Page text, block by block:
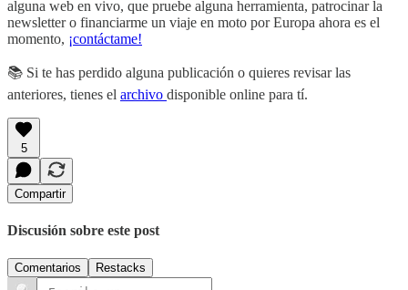
alguna web en vivo, que pruebe alguna herramienta, patrocinar la
newsletter o financiarme un viaje en moto por Europa ahora es el
momento, ¡contáctame!
📚 Si te has perdido alguna publicación o quieres revisar las
anteriores, tienes el archivo disponible online para tí.
5
Compartir
Discusión sobre este post
Comentarios Restacks